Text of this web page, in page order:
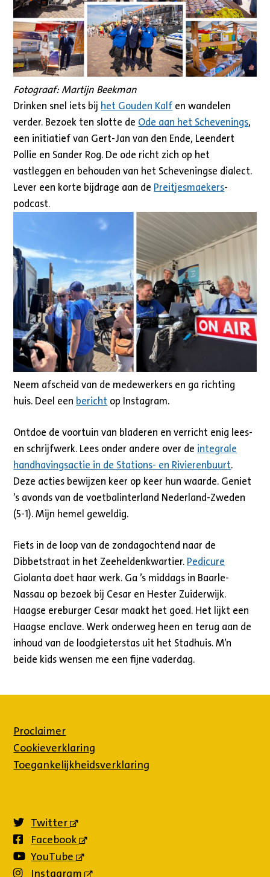
Fotograaf: Martijn Beekman
Drinken snel iets bij het Gouden Kalf en wandelen
verder. Bezoek ten slotte de Ode aan het Schevenings,
een initiatief van Gert-Jan van den Ende, Leendert
Pollie en Sander Rog. De ode richt zich op het
vastleggen en behouden van het Scheveningse dialect.
Lever een korte bijdrage aan de Preitjesmaekers-
podcast.
Neem afscheid van de medewerkers en ga richting
huis. Deel een bericht op Instagram.
Ontdoe de voortuin van bladeren en verricht enig lees-
en schrijfwerk. Lees onder andere over de integrale
handhavingsactie in de Stations- en Rivierenbuurt.
Deze acties bewijzen keer op keer hun waarde. Geniet
’s avonds van de voetbalinterland Nederland-Zweden
(5-1). Mijn hemel geweldig.
Fiets in de loop van de zondagochtend naar de
Dibbetstraat in het Zeeheldenkwartier. Pedicure
Giolanta doet haar werk. Ga ’s middags in Baarle-
Nassau op bezoek bij Cesar en Hester Zuiderwijk.
Haagse ereburger Cesar maakt het goed. Het lijkt een
Haagse enclave. Werk onderweg heen en terug aan de
inhoud van de loodgieterstas uit het Stadhuis. M’n
beide kids wensen me een fijne vaderdag.
Proclaimer
Cookieverklaring
Toegankelijkheidsverklaring
Twitter
(externe
link)
Facebook
(externe
YouTube
(externe
link)
Instagram (externe